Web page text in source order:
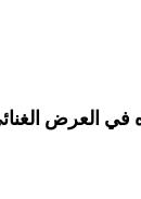
في العرض